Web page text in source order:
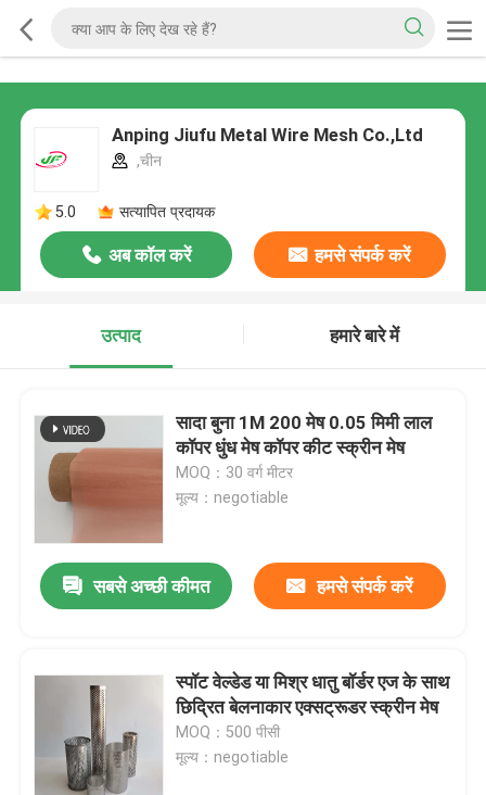
Anping Jiufu Metal Wire Mesh Co.,Ltd
,चीन
5.0 सत्यापित प्रदायक
अब कॉल करें हमसे संपर्क करें
उत्पाद हमारे बारे में
सादा बुना 1M 200 मेष 0.05 मिमी लाल
कॉपर धुंध मेष कॉपर कीट स्क्रीन मेष
MOQ：30 वर्ग मीटर
मूल्य：negotiable
सबसे अच्छी कीमत हमसे संपर्क करें
स्पॉट वेल्डेड या मिश्र धातु बॉर्डर एज के साथ
छिद्रित बेलनाकार एक्सट्रूडर स्क्रीन मेष
MOQ：500 पीसी
मूल्य：negotiable